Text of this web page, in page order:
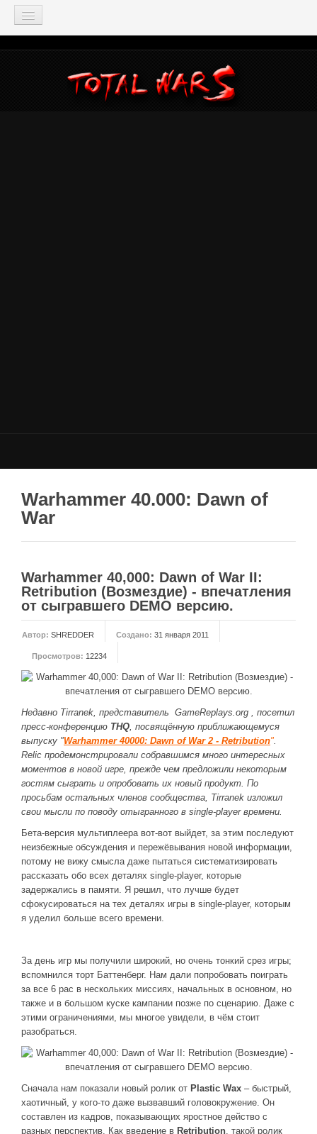
TOTAL WAR
Total War: Three Kingdoms
Total War: Warhammer
МОДЫ
Моддинг ROME 2
Моддинг Shogun 2
Моддинг Napoleon
Моддинг MEDIEVAL 2
ДРУГИЕ ИГРЫ
Серия игр Mount and Blade
Warhammer 40.000: Dawn of War
Серия игр «История войн»
Серия игр «King Arthur»
КРЕАТИВ
Творчество СиЧевиков
Блоги о рыбалке
Черный Гетман (роман)
ИСТОРИЯ
Загадки и тайны истории
Новое время
Крестовые походы
Античность
Средние века
Warhammer 40.000: Dawn of
War
Warhammer 40,000: Dawn of War II:
Retribution (Возмездие) - впечатления
от сыгравшего DEMO версию.
Автор: SHREDDER Создано: 31 января 2011
Просмотров: 12234
Недавно Tirranek, представитель GameReplays.org , посетил
пресс-конференцию THQ, посвящённую приближающемуся
выпуску "Warhammer 40000: Dawn of War 2 - Retribution".
Relic продемонстрировали собравшимся много интересных
моментов в новой игре, прежде чем предложили некоторым
гостям сыграть и опробовать их новый продукт. По
просьбам остальных членов сообщества, Tirranek изложил
свои мысли по поводу отыгранного в single-player времени.
Бета-версия мультиплеера вот-вот выйдет, за этим последуют
неизбежные обсуждения и пережёвывания новой информации,
потому не вижу смысла даже пытаться систематизировать
рассказать обо всех деталях single-player, которые
задержались в памяти. Я решил, что лучше будет
сфокусироваться на тех деталях игры в single-player, которым
я уделил больше всего времени.
За день игр мы получили широкий, но очень тонкий срез игры;
вспомнился торт Баттенберг. Нам дали попробовать поиграть
за все 6 рас в нескольких миссиях, начальных в основном, но
также и в большом куске кампании позже по сценарию. Даже с
этими ограничениями, мы многое увидели, в чём стоит
разобраться.
Сначала нам показали новый ролик от Plastic Wax – быстрый,
хаотичный, у кого-то даже вызвавший головокружение. Он
составлен из кадров, показывающих яростное действо с
разных перспектив. Как введение в Retribution, такой ролик